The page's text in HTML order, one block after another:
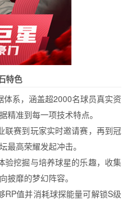
特色
系，涵盖超2000名球员真实资
精准到每一项技术特点。
联赛到玩家实时邀请赛，再到冠
最高荣耀发起冲击。
验挖掘与培养球星的乐趣，收集
披靡的梦幻阵容。
RP值并消耗球探能量可解锁S级